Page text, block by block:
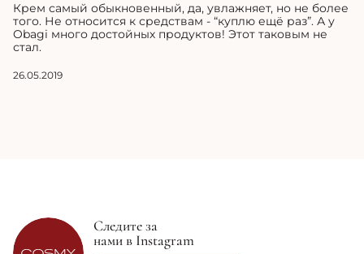
Крем самый обыкновенный, да, увлажняет, но не более
того. Не относится к средствам - “куплю ещё раз”. А у
Obagi много достойных продуктов! Этот таковым не
стал.
26.05.2019
Следите за
нами в Instagram